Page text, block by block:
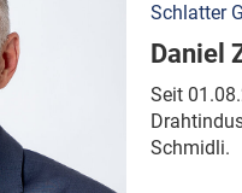
Schlatter
Daniel
Seit
Schmidli.